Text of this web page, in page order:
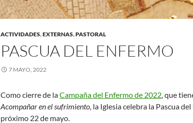
ACTIVIDADES,EXTERNAS,PASTORAL
PASCUA DEL ENFERMO
7 MAYO, 2022
Como cierre de laCampaña del Enfermo de 2022, que
Acompañar en el sufrimiento, la Iglesia celebra la Pascua
próximo 22 de mayo.